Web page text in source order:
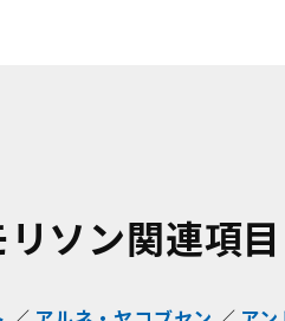
ソン関連項目